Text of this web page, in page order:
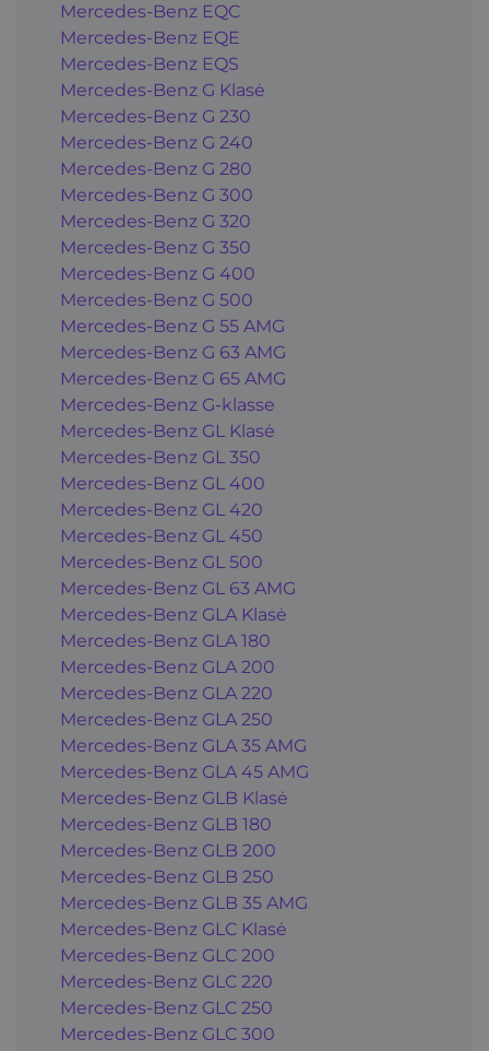
Mercedes-Benz EQC
Mercedes-Benz EQE
Mercedes-Benz EQS
Mercedes-Benz G Klasė
Mercedes-Benz G 230
Mercedes-Benz G 240
Mercedes-Benz G 280
Mercedes-Benz G 300
Mercedes-Benz G 320
Mercedes-Benz G 350
Mercedes-Benz G 400
Mercedes-Benz G 500
Mercedes-Benz G 55 AMG
Mercedes-Benz G 63 AMG
Mercedes-Benz G 65 AMG
Mercedes-Benz G-klasse
Mercedes-Benz GL Klasė
Mercedes-Benz GL 350
Mercedes-Benz GL 400
Mercedes-Benz GL 420
Mercedes-Benz GL 450
Mercedes-Benz GL 500
Mercedes-Benz GL 63 AMG
Mercedes-Benz GLA Klasė
Mercedes-Benz GLA 180
Mercedes-Benz GLA 200
Mercedes-Benz GLA 220
Mercedes-Benz GLA 250
Mercedes-Benz GLA 35 AMG
Mercedes-Benz GLA 45 AMG
Mercedes-Benz GLB Klasė
Mercedes-Benz GLB 180
Mercedes-Benz GLB 200
Mercedes-Benz GLB 250
Mercedes-Benz GLB 35 AMG
Mercedes-Benz GLC Klasė
Mercedes-Benz GLC 200
Mercedes-Benz GLC 220
Mercedes-Benz GLC 250
Mercedes-Benz GLC 300